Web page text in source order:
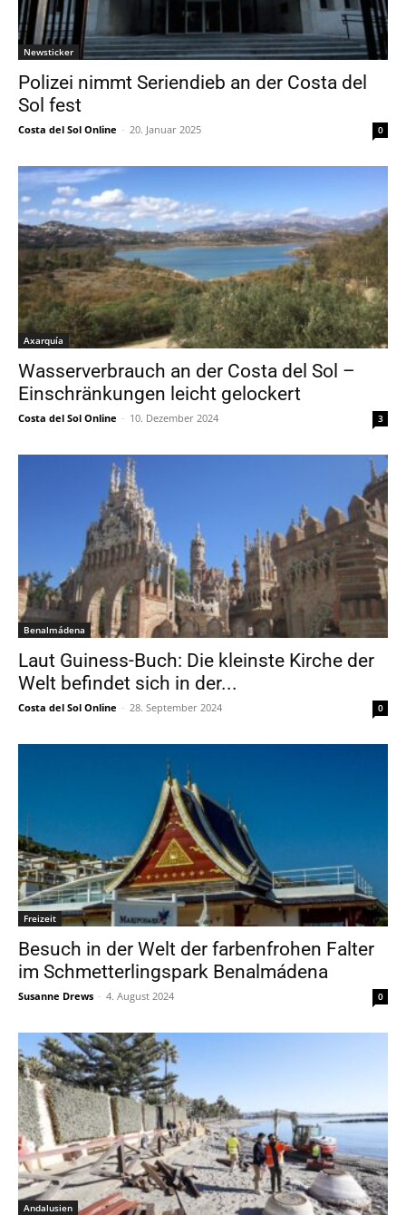
Newsticker
Polizei nimmt Seriendieb an der Costa del
Sol fest
Costa del Sol Online - 20. Januar 2025 0
Axarquía
Wasserverbrauch an der Costa del Sol –
Einschränkungen leicht gelockert
Costa del Sol Online - 10. Dezember 2024 3
Benalmádena
Laut Guiness-Buch: Die kleinste Kirche der
Welt befindet sich in der...
Costa del Sol Online - 28. September 2024 0
Freizeit
Besuch in der Welt der farbenfrohen Falter
im Schmetterlingspark Benalmádena
Susanne Drews - 4. August 2024 0
Andalusien